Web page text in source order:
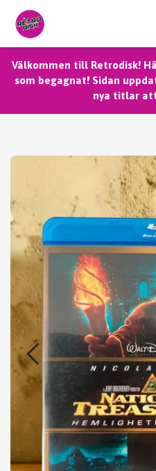
Välkommen till Retrodisk!
som begagnat! Sidan
nya titlar